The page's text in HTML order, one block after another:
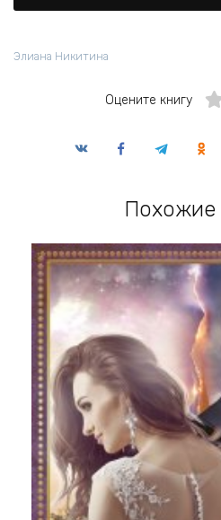
Элиана Никитина
Оцените книгу
Похожие